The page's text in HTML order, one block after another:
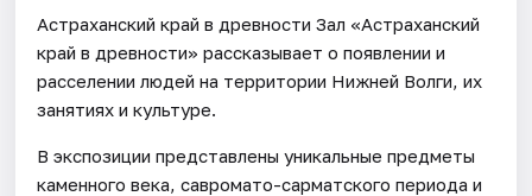
Астраханский край в древности Зал «Астраханский
край в древности» рассказывает о появлении и
расселении людей на территории Нижней Волги, их
занятиях и культуре.
В экспозиции представлены уникальные предметы
каменного века, савромато-сарматского периода и